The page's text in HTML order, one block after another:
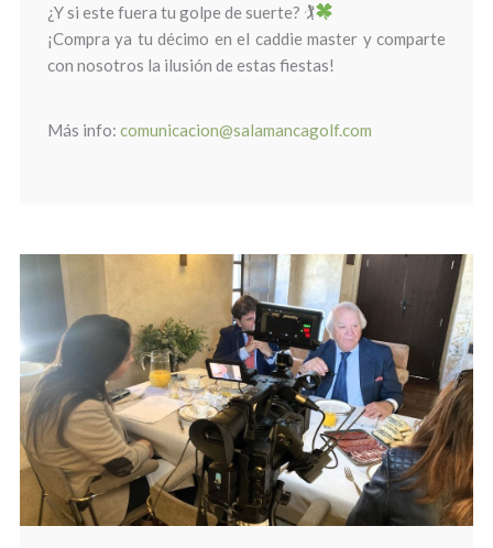
¿Y si este fuera tu golpe de suerte? 🏌
¡Compra ya tu décimo en el caddie master y comparte
con nosotros la ilusión de estas fiestas!
Más info: comunicacion@salamancagolf.com